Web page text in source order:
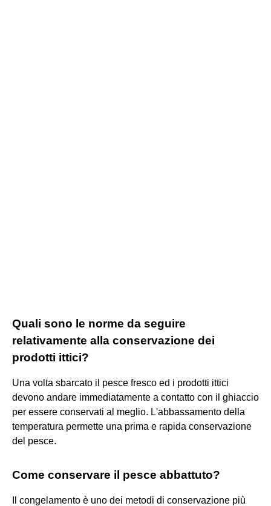
Quali sono le norme da seguire
relativamente alla conservazione dei
prodotti ittici?
Una volta sbarcato il pesce fresco ed i prodotti ittici
devono andare immediatamente a contatto con il ghiaccio
per essere conservati al meglio. L'abbassamento della
temperatura permette una prima e rapida conservazione
del pesce.
Come conservare il pesce abbattuto?
Il congelamento è uno dei metodi di conservazione più